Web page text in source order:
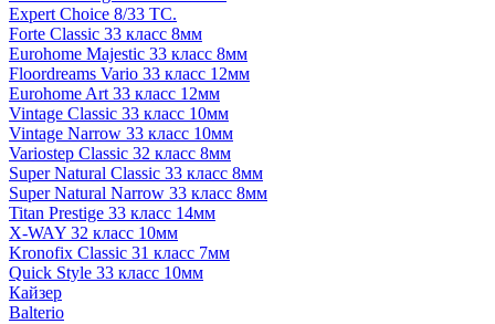
Expert Choice 8/33 TC.
Forte Classic 33 класс 8мм
Eurohome Majestic 33 класс 8мм
Floordreams Vario 33 класс 12мм
Eurohome Art 33 класс 12мм
Vintage Classic 33 класс 10мм
Vintage Narrow 33 класс 10мм
Variostep Classic 32 класс 8мм
Super Natural Classic 33 класс 8мм
Super Natural Narrow 33 класс 8мм
Titan Prestige 33 класс 14мм
X-WAY 32 класс 10мм
Kronofix Classic 31 класс 7мм
Quick Style 33 класс 10мм
Кайзер
Balterio